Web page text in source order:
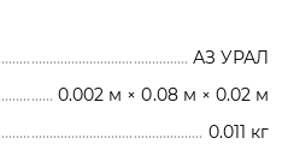
АЗ УРАЛ
0.002 м × 0.08 м × 0.02 м
0.011 кг